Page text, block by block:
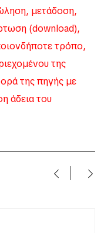
μετάδοση,
(download),
τρόπο,
της
της πηγής με
άδεια του